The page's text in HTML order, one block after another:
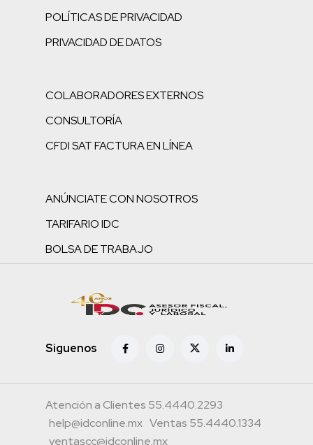
POLÍTICAS DE PRIVACIDAD
PRIVACIDAD DE DATOS
COLABORADORES EXTERNOS
CONSULTORÍA
CFDI SAT FACTURA EN LÍNEA
ANÚNCIATE CON NOSOTROS
TARIFARIO IDC
BOLSA DE TRABAJO
Siguenos
Atención a Clientes 55.4440.2293
help@idconline.mx Ventas 55.4440.1334
ventascc@idconline.mx